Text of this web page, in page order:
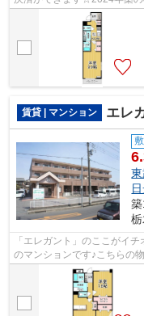
こちらの物件はアパートです
賃貸 | マンション エレ
「エレガント」のここがイ
のマンションです♪こちらの
もバッチリなマンションタイ